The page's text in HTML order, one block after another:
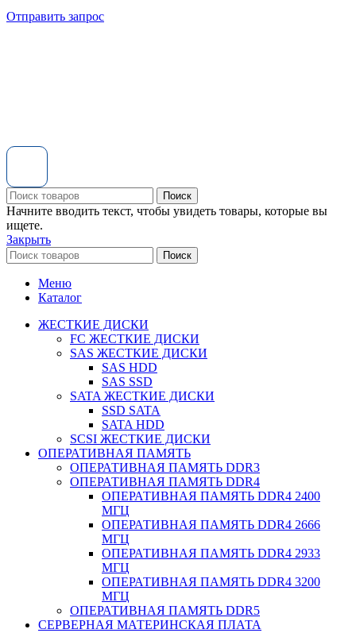
Отправить запрос
Поиск
Начните вводить текст, чтобы увидеть товары, которые вы
ищете.
Закрыть
Поиск
Меню
Каталог
ЖЕСТКИЕ ДИСКИ
FC ЖЕСТКИЕ ДИСКИ
SAS ЖЕСТКИЕ ДИСКИ
SAS HDD
SAS SSD
SATA ЖЕСТКИЕ ДИСКИ
SSD SATA
SATA HDD
SCSI ЖЕСТКИЕ ДИСКИ
ОПЕРАТИВНАЯ ПАМЯТЬ
ОПЕРАТИВНАЯ ПАМЯТЬ DDR3
ОПЕРАТИВНАЯ ПАМЯТЬ DDR4
ОПЕРАТИВНАЯ ПАМЯТЬ DDR4 2400
МГЦ
ОПЕРАТИВНАЯ ПАМЯТЬ DDR4 2666
МГЦ
ОПЕРАТИВНАЯ ПАМЯТЬ DDR4 2933
МГЦ
ОПЕРАТИВНАЯ ПАМЯТЬ DDR4 3200
МГЦ
ОПЕРАТИВНАЯ ПАМЯТЬ DDR5
СЕРВЕРНАЯ МАТЕРИНСКАЯ ПЛАТА